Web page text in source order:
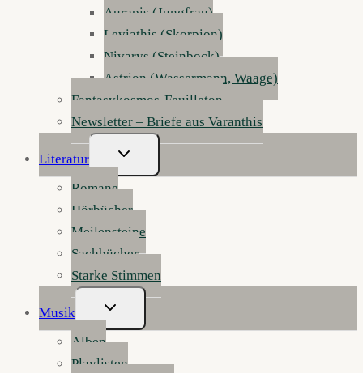
Aurapis (Jungfrau)
Leviathis (Skorpion)
Nivarys (Steinbock)
Astrion (Wassermann, Waage)
Fantasykosmos-Feuilleton
Newsletter – Briefe aus Varanthis
Literatur
Untermenü
Umschalten
Romane
Hörbücher
Meilensteine
Sachbücher
Starke Stimmen
Musik
Untermenü
Umschalten
Alben
Playlisten